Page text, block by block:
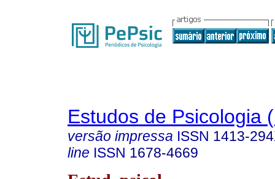
Estudos de Psicologia
versão impressa ISSN 1413-
line ISSN 1678-4669